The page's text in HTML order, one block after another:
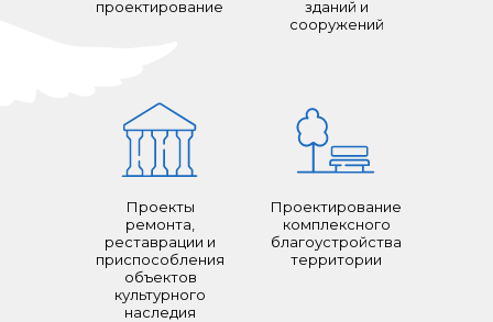
Проектирование
комплексного
благоустройства
территории
Проекты
ремонта,
реставрации и
приспособления
объектов
культурного
наследия
зданий и
сооружений
проектирование